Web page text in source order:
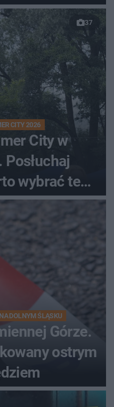
37
CITY 2026
City w
wybrać ten
urlop!
DOLNYM ŚLĄSKU
Górze.
ostrym